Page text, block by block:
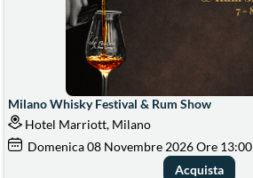
Milano Whisky Festival & Rum Show
Hotel Marriott, Milano
Domenica08 Novembre 2026Ore 13:00
Acquista